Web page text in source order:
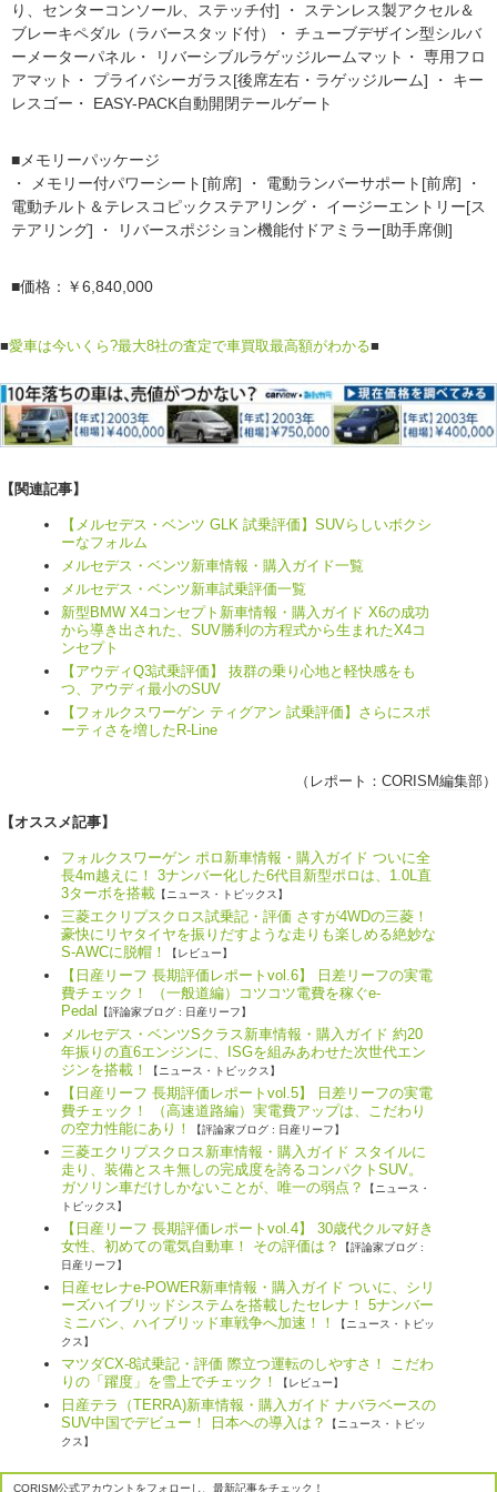
り、センターコンソール、ステッチ付] ・ ステンレス製アクセル＆
ブレーキペダル（ラバースタッド付）・ チューブデザイン型シルバ
ーメーターパネル・ リバーシブルラゲッジルームマット・ 専用フロ
アマット・ プライバシーガラス[後席左右・ラゲッジルーム] ・ キー
レスゴー・ EASY-PACK自動開閉テールゲート
■メモリーパッケージ
・ メモリー付パワーシート[前席] ・ 電動ランバーサポート[前席] ・
電動チルト＆テレスコピックステアリング・ イージーエントリー[ス
テアリング] ・ リバースポジション機能付ドアミラー[助手席側]
■価格：￥6,840,000
■愛車は今いくら?最大8社の査定で車買取最高額がわかる■
【関連記事】
【メルセデス・ベンツ GLK 試乗評価】SUVらしいボクシ
ーなフォルム
メルセデス・ベンツ新車情報・購入ガイド一覧
メルセデス・ベンツ新車試乗評価一覧
新型BMW X4コンセプト新車情報・購入ガイド X6の成功
から導き出された、SUV勝利の方程式から生まれたX4コ
ンセプト
【アウディQ3試乗評価】 抜群の乗り心地と軽快感をも
つ、アウディ最小のSUV
【フォルクスワーゲン ティグアン 試乗評価】さらにスポ
ーティさを増したR-Line
（レポート： CORISM編集部）
【オススメ記事】
フォルクスワーゲン ポロ新車情報・購入ガイド ついに全
長4m越えに！ 3ナンバー化した6代目新型ポロは、1.0L直
3ターボを搭載 【ニュース・トピックス】
三菱エクリプスクロス試乗記・評価 さすが4WDの三菱！
豪快にリヤタイヤを振りだすような走りも楽しめる絶妙な
S-AWCに脱帽！
【レビュー】
【日産リーフ 長期評価レポートvol.6】 日差リーフの実電
費チェック！ （一般道編）コツコツ電費を稼ぐe-
Pedal
【評論家ブログ : 日産リーフ】
メルセデス・ベンツSクラス新車情報・購入ガイド 約20
年振りの直6エンジンに、ISGを組みあわせた次世代エン
ジンを搭載！
【ニュース・トピックス】
【日産リーフ 長期評価レポートvol.5】 日差リーフの実電
費チェック！ （高速道路編）実電費アップは、こだわり
の空力性能にあり！
【評論家ブログ : 日産リーフ】
三菱エクリプスクロス新車情報・購入ガイド スタイルに
走り、装備とスキ無しの完成度を誇るコンパクトSUV。
ガソリン車だけしかないことが、唯一の弱点？
【ニュース・
トピックス】
【日産リーフ 長期評価レポートvol.4】 30歳代クルマ好き
女性、初めての電気自動車！ その評価は？
【評論家ブログ :
日産リーフ】
日産セレナe-POWER新車情報・購入ガイド ついに、シリ
ーズハイブリッドシステムを搭載したセレナ！ 5ナンバー
ミニバン、ハイブリッド車戦争へ加速！！
【ニュース・トピッ
クス】
マツダCX-8試乗記・評価 際立つ運転のしやすさ！ こだわ
りの「躍度」を雪上でチェック！
【レビュー】
日産テラ（TERRA)新車情報・購入ガイド ナバラベースの
SUV中国でデビュー！ 日本への導入は？
【ニュース・トピッ
クス】
CORISM公式アカウントをフォローし、最新記事をチェック！